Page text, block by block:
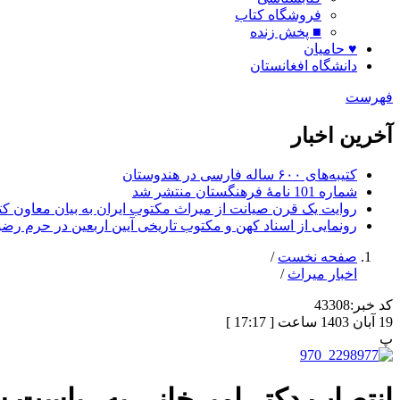
فروشگاه کتاب
■ پخش زنده
♥ حامیان
دانشگاه افغانستان
فهرست
آخرین اخبار
کتیبه‌های ۶۰۰ ساله فارسی در هندوستان
شماره 101 نامۀ فرهنگستان منتشر شد
روایت یک قرن صیانت از میراث مکتوب ایران به بیان معاون
رونمایی از اسناد کهن و مکتوب تاریخی آیین اربعین در حرم
صفحه نخست /
اخبار میراث /
کد خبر:43308
19 آبان 1403 ساعت [ 17:17 ]
پ